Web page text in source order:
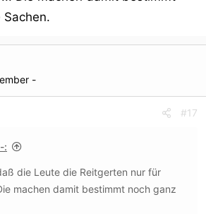
-
#17
:
die Leute die Reitgerten nur für
machen damit bestimmt noch ganz